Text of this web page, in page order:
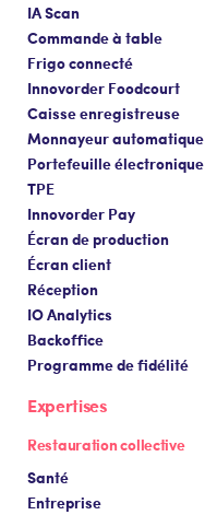
IA Scan
Commande à table
Frigo connecté
Innovorder Foodcourt
Caisse enregistreuse
Monnayeur automatique
Portefeuille électronique
TPE
Innovorder Pay
Écran de production
Écran client
Réception
IO Analytics
Backoffice
Programme de fidélité
Expertises
Restauration collective
Santé
Entreprise